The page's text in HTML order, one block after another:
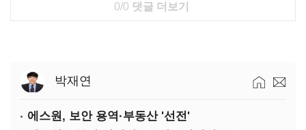
0/0 댓글 더보기
박재연
에스원, 보안 용역·부동산 '선전'